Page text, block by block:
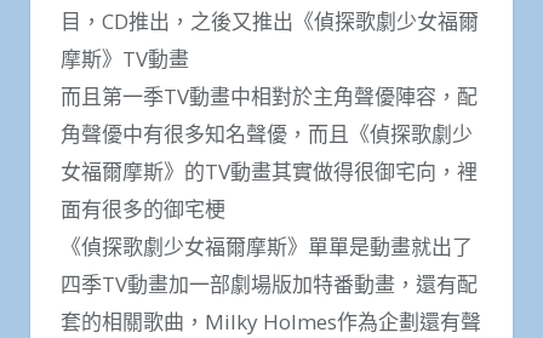
目，CD推出，之後又推出《偵探歌劇少女福爾
摩斯​​》TV動畫
而且第一季TV動畫中相對於主角聲優陣容，配
角聲優中有很多知名聲優，而且《偵探歌劇少
女福爾摩斯​​》的TV動畫其實做得很御宅向，裡
面有很多的御宅梗
《偵探歌劇少女福爾摩斯​​》單單是動畫就出了
四季TV動畫加一部劇場版加特番動畫，還有配
套的相關歌曲，Milky Holmes作為企劃還有聲